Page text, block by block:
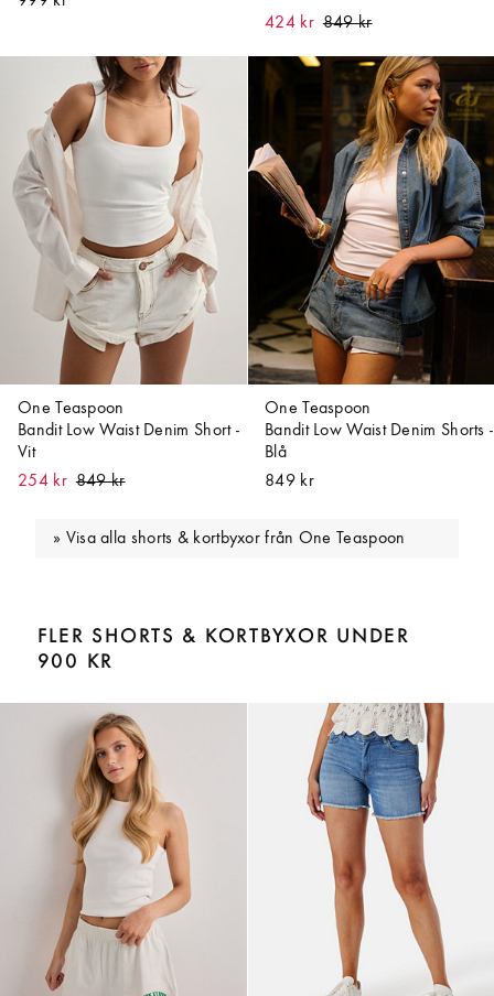
424 kr
One Teaspoon
Bandit Low Waist Denim Short -
Vit
254 kr
One Teaspoon
Bandit Low Waist Denim Shorts -
Blå
849 kr
Visa alla shorts & kortbyxor från One Teaspoon
FLER SHORTS & KORTBYXOR UNDER
900 KR